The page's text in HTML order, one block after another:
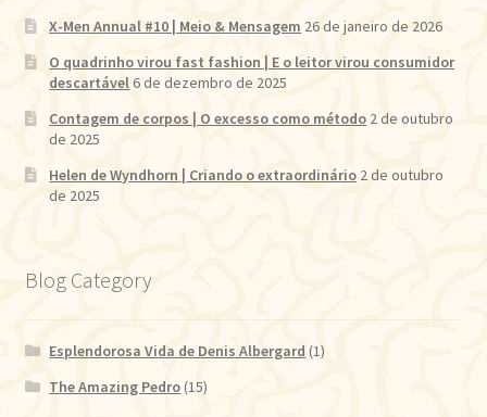
X-Men Annual #10 | Meio & Mensagem 26 de janeiro de 2026
O quadrinho virou fast fashion | E o leitor virou consumidor
descartável 6 de dezembro de 2025
Contagem de corpos | O excesso como método 2 de outubro
de 2025
Helen de Wyndhorn | Criando o extraordinário 2 de outubro
de 2025
Blog Category
Esplendorosa Vida de Denis Albergard (1)
The Amazing Pedro (15)